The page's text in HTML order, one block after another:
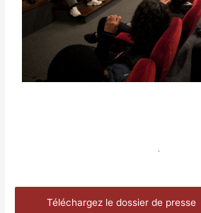
Téléchargez le dossier de presse